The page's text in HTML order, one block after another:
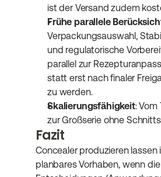
ist der Versand zudem
Frühe parallele
Verpackungsauswahl,
und regulatorische
parallel zur
statt erst nach finaler
zu werden.
Skalierungsfähigkeit:
zur Großserie ohne
Fazit
Concealer produzieren lassen
planbares Vorhaben, wenn